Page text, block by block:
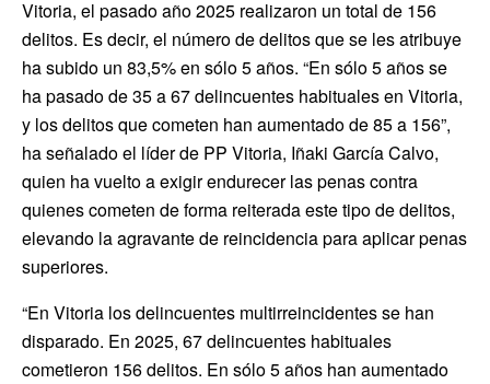
Vitoria, el pasado año 2025 realizaron un total de 156
delitos. Es decir, el número de delitos que se les atribuye
ha subido un 83,5% en sólo 5 años. “En sólo 5 años se
ha pasado de 35 a 67 delincuentes habituales en Vitoria,
y los delitos que cometen han aumentado de 85 a 156”,
ha señalado el líder de PP Vitoria, Iñaki García Calvo,
quien ha vuelto a exigir endurecer las penas contra
quienes cometen de forma reiterada este tipo de delitos,
elevando la agravante de reincidencia para aplicar penas
superiores.
“En Vitoria los delincuentes multirreincidentes se han
disparado. En 2025, 67 delincuentes habituales
cometieron 156 delitos. En sólo 5 años han aumentado